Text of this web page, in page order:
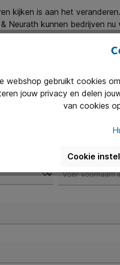
kijken is aan het
Neurath kunnen bedrijven
maar om het
+31 (0)45 – 522 93 11
contact op met de juiste
Voornaam
webshop gebruikt cookies
jouw privacy en delen
van cookies
Cookie